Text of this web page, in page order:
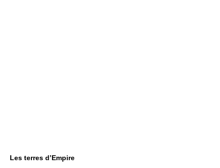
Les terres d’Empire